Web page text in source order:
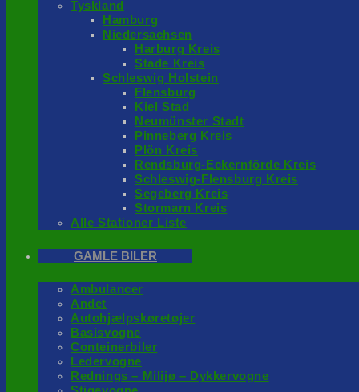
Tyskland
Hamburg
Niedersachsen
Harburg Kreis
Stade Kreis
Schleswig Holstein
Flensburg
Kiel Stad
Neumünster Stadt
Pinneberg Kreis
Plön Kreis
Rendsburg-Eckernförde Kreis
Schleswig-Flensburg Kreis
Segeberg Kreis
Stormarn Kreis
Alle Stationer Liste
GAMLE BILER
Ambulancer
Andet
Autohjælpskøretøjer
Basisvogne
Conteinerbiler
Ledervogne
Rednings – Milijø – Dykkervogne